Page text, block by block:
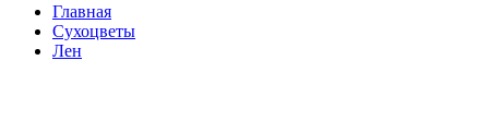
Главная
Сухоцветы
Лен